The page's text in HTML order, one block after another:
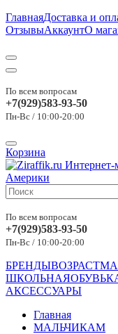
ГлавнаяДоставка и
ОтзывыАккаунтО
По всем вопросам
+7(929)583-93-50
Пн-Вс / 10:00-20:00
Корзина
По всем вопросам
+7(929)583-93-50
Пн-Вс / 10:00-20:00
БРЕНДЫВОЗРАСТ
ШКОЛЬНАЯОБУВЬ
АКСЕССУАРЫ
Главная
МАЛЬЧИКАМ